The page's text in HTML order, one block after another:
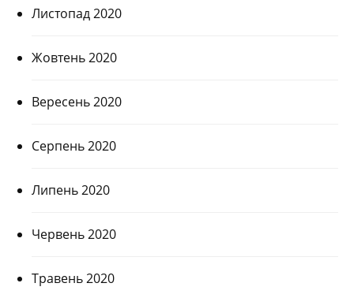
Листопад 2020
Жовтень 2020
Вересень 2020
Серпень 2020
Липень 2020
Червень 2020
Травень 2020